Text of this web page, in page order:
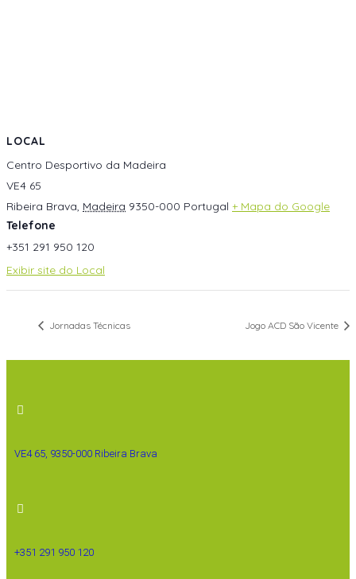
LOCAL
Centro Desportivo da Madeira
VE4 65
Ribeira Brava, Madeira 9350-000 Portugal + Mapa do Google
Telefone
+351 291 950 120
Exibir site do Local
Jornadas Técnicas Jogo ACD São Vicente
VE4 65, 9350-000 Ribeira Brava
+351 291 950 120